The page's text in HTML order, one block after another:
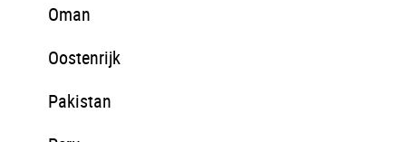
Oman
Oostenrijk
Pakistan